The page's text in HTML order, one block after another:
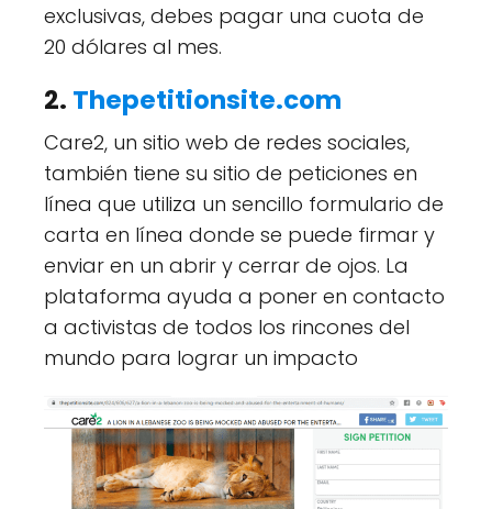
exclusivas, debes pagar una cuota de
20 dólares al mes.
2. Thepetitionsite.com
Care2, un sitio web de redes sociales,
también tiene su sitio de peticiones en
línea que utiliza un sencillo formulario de
carta en línea donde se puede firmar y
enviar en un abrir y cerrar de ojos. La
plataforma ayuda a poner en contacto
a activistas de todos los rincones del
mundo para lograr un impacto